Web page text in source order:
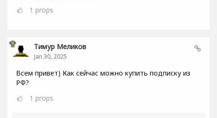
1 props
Тимур Меликов
Jan 30, 2025
Всем привет) Как сейчас можно купить подписку из
РФ?
1 props